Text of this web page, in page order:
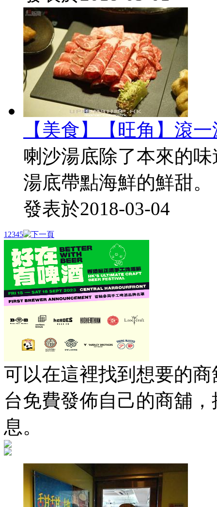
【美食】【旺角】滾
喇沙湯底除了本來的
湯底帶點海鮮的鮮甜
發表於2018-03-04
1 2345
可以在這裡找到想要的商
台免費發佈自己的商舖
息。